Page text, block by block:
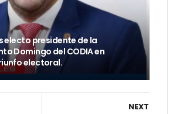
electo presidente de la
Domingo del CODIA en
electoral.
NEXT